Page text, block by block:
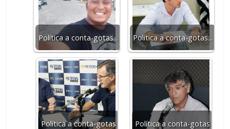
Política a conta-gotas... Política a conta-gotas...
Política a conta-gotas Política a conta-gotas